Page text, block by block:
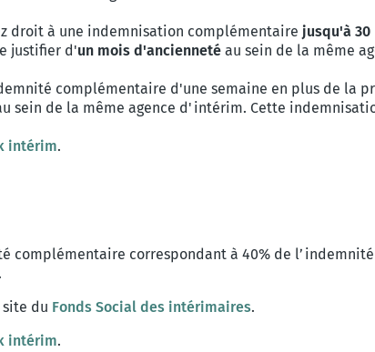
droit à une indemnisation complémentaire jusqu'à 30
justifier d'un mois d'ancienneté au sein de la même
complémentaire d'une semaine en plus de la
sein de la même agence d'intérim. Cette
intérim.
complémentaire correspondant à 40% de
du Fonds Social des intérimaires.
intérim.